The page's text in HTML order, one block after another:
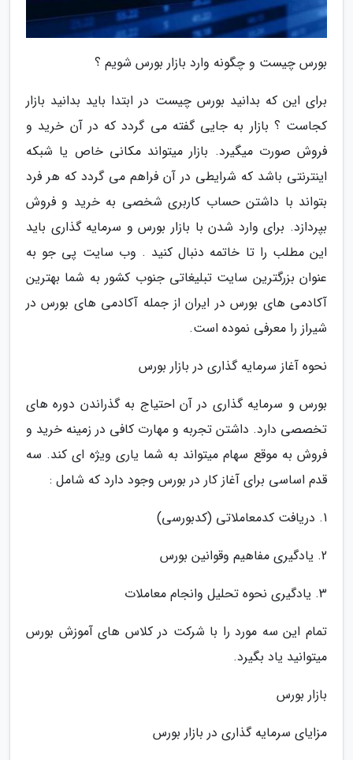
بورس چیست و چگونه وارد بازار بورس شویم ؟
برای این که بدانید بورس چیست در ابتدا باید بدانید بازار
کجاست ؟ بازار به جایی گفته می گردد که در آن خرید و
فروش صورت میگیرد. بازار میتواند مکانی خاص یا شبکه
اینترنتی باشد که شرایطی در آن فراهم می گردد که هر فرد
بتواند با داشتن حساب کاربری شخصی به خرید و فروش
بپردازد. برای وارد شدن با بازار بورس و سرمایه گذاری باید
این مطلب را تا خاتمه دنبال کنید . وب سایت پی جو به
عنوان بزرگترین سایت تبلیغاتی جنوب کشور به شما بهترین
آکادمی های بورس در ایران از جمله آکادمی های بورس در
شیراز را معرفی نموده است.
نحوه آغاز سرمایه گذاری در بازار بورس
بورس و سرمایه گذاری در آن احتیاج به گذراندن دوره های
تخصصی دارد. داشتن تجربه و مهارت کافی در زمینه خرید و
فروش به موقع سهام میتواند به شما یاری ویژه ای کند. سه
قدم اساسی برای آغاز کار در بورس وجود دارد که شامل :
1. دریافت کدمعاملاتی (کدبورسی)
2. یادگیری مفاهیم وقوانین بورس
3. یادگیری نحوه تحلیل وانجام معاملات
تمام این سه مورد را با شرکت در کلاس های آموزش بورس
میتوانید یاد بگیرد.
بازار بورس
مزایای سرمایه گذاری در بازار بورس